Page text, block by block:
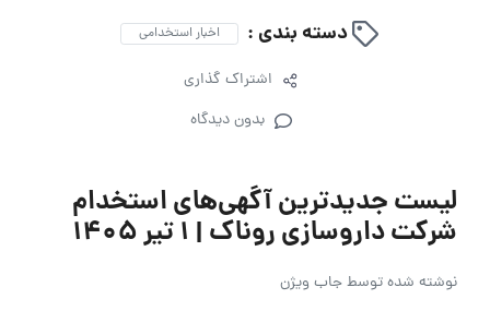
دسته بندی : اخبار استخدامی
اشتراک گذاری
بدون دیدگاه
لیست جدیدترین آگهی‌های استخدام
شرکت داروسازی روناک | ۱ تیر ۱۴۰۵
نوشته شده توسطجاب ویژن